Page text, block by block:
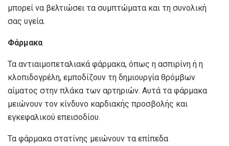
μπορεί να βελτιώσει τα συμπτώματα και τη συνολική
σας υγεία.
Φάρμακα
Τα αντιαιμοπεταλιακά φάρμακα, όπως η ασπιρίνη ή η
κλοπιδογρέλη, εμποδίζουν τη δημιουργία θρόμβων
αίματος στην πλάκα των αρτηριών. Αυτά τα φάρμακα
μειώνουν τον κίνδυνο καρδιακής προσβολής και
εγκεφαλικού επεισοδίου.
Τα φάρμακα στατίνης μειώνουν τα επίπεδα